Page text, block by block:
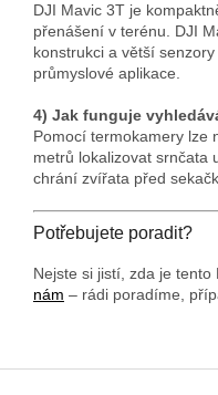
DJI Mavic 3T je
přenášení v terénu. DJI
konstrukci a větší
průmyslové aplikace.
4) Jak funguje
Pomocí termokamery lze
metrů lokalizovat srnčata
chrání zvířata před
Potřebujete poradit?
Nejste si jistí, zda je
nám – rádi poradíme,